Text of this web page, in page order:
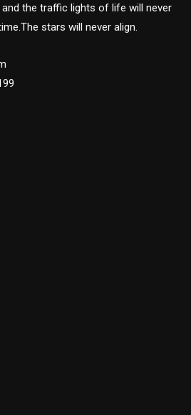
the traffic lights of life will never
stars will never align.